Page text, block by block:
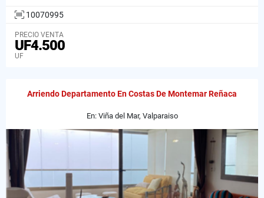
10070995
PRECIO VENTA
UF4.500
UF
Arriendo Departamento En Costas De Montemar Reñaca
En: Viña del Mar, Valparaiso